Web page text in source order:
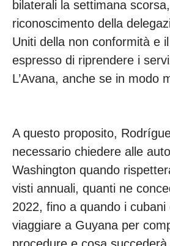
bilaterali la settimana scorsa,
riconoscimento della
Uniti della non conformità e
espresso di riprendere i
L’Avana, anche se in modo
A questo proposito,
necessario chiedere alle
Washington quando
visti annuali, quanti ne
2022, fino a quando i cubani
viaggiare a Guyana per